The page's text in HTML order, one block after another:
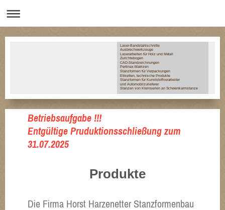
Laser-Bandstahlschnitte
Ausbrechwerkzeuge
Laserarbeiten für Holz und Metall
Zurichtebogen
CAD-Standzeichnungen
Pertinax-Matrizen
Stanzformen für Verpackungen
Etiketten, technische Produkte
Stanzformen für Kunststoffverarbeiter
und Automobilzulieferer
Stanzen von Kleinserien an Schwenkarmstanze
Betriebsaufgabe !!!
Entgültige Pruduktionsschließung zum
31.07.2025
Produkte
Die Firma Horst Harzenetter Stanzformenbau